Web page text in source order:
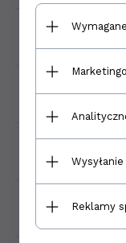
Rodzaj
Strukturalna
Zastosowanie:
Grubość płytki:
0,8 cm
Reklamy